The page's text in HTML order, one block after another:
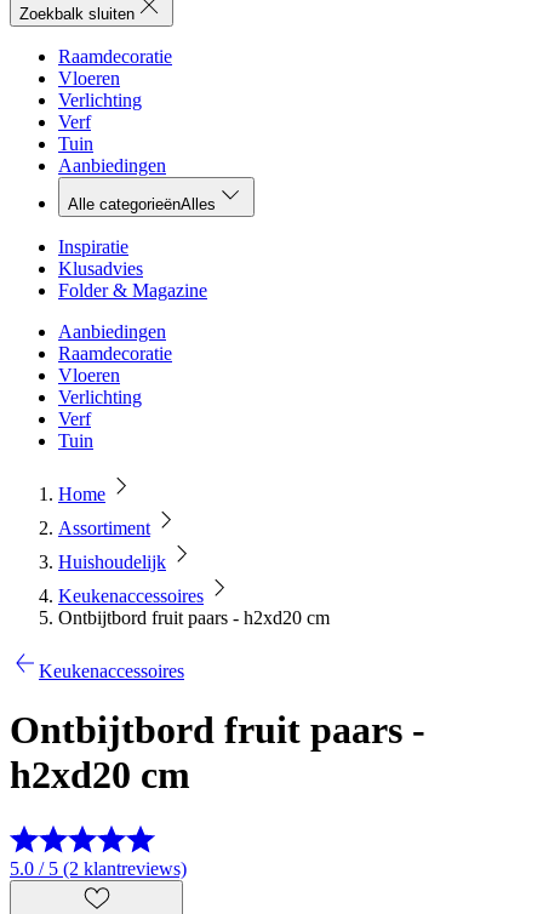
Zoekbalk sluiten
Raamdecoratie
Vloeren
Verlichting
Verf
Tuin
Aanbiedingen
Alle categorieënAlles
Inspiratie
Klusadvies
Folder & Magazine
Aanbiedingen
Raamdecoratie
Vloeren
Verlichting
Verf
Tuin
Home
Assortiment
Huishoudelijk
Keukenaccessoires
Ontbijtbord fruit paars - h2xd20 cm
Keukenaccessoires
Ontbijtbord fruit paars -
h2xd20 cm
5.0 / 5 (2 klantreviews)